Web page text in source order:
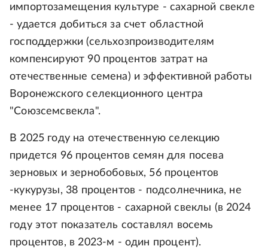
импортозамещения культуре - сахарной свекле
- удается добиться за счет областной
господдержки (сельхозпроизводителям
компенсируют 90 процентов затрат на
отечественные семена) и эффективной работы
Воронежского селекционного центра
"Союзсемсвекла".
В 2025 году на отечественную селекцию
придется 96 процентов семян для посева
зерновых и зернобобовых, 56 процентов
-кукурузы, 38 процентов - подсолнечника, не
менее 17 процентов - сахарной свеклы (в 2024
году этот показатель составлял восемь
процентов, в 2023-м - один процент).